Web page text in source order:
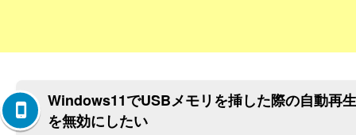
Windows11でUSBメモリを挿した際の自動再生
を無効にしたい